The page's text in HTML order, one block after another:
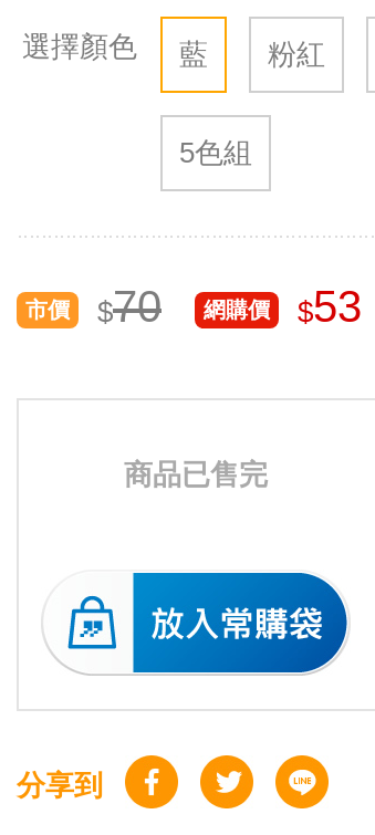
選擇顏色 藍 粉紅
5色組
市價 $70 網購價 $53
商品已售完
分享到